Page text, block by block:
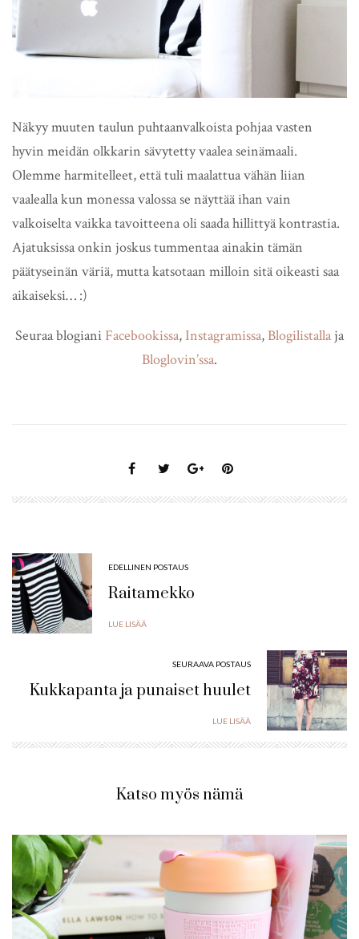
Näkyy muuten taulun puhtaanvalkoista pohjaa vasten
hyvin meidän olkkarin sävytetty vaalea seinämaali.
Olemme harmitelleet, että tuli maalattua vähän liian
vaalealla kun monessa valossa se näyttää ihan vain
valkoiselta vaikka tavoitteena oli saada hillittyä kontrastia.
Ajatuksissa onkin joskus tummentaa ainakin tämän
päätyseinän väriä, mutta katsotaan milloin sitä oikeasti saa
aikaiseksi… :)
Seuraa blogiani Facebookissa, Instagramissa,Blogilistalla ja
Bloglovin’ssa.
EDELLINEN POSTAUS
Raitamekko
LUE LISÄÄ
SEURAAVA POSTAUS
Kukkapanta ja punaiset huulet
LUE LISÄÄ
Katso myös nämä